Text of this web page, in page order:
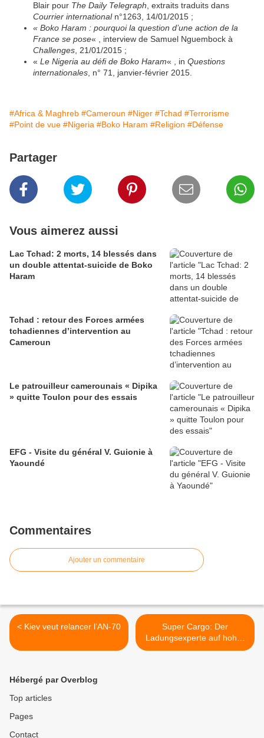
Blair pour The Daily Telegraph , extraits traduits dans
Courrier international n°1263, 14/01/2015 ;
« Boko Haram : pourquoi la question d’une action de la
France se pose« , interview de Samuel Nguembock à
Challenges , 21/01/2015 ;
« Le Nigeria au défi de Boko Haram« , in Questions
internationales , n° 71, janvier-février 2015.
#Africa & Maghreb #Cameroun #Niger #Tchad #Terrorisme
#Point de vue #Nigeria #Boko Haram #Religion #Défense
Partager
Vous aimerez aussi
Lac Tchad: 2 morts, 14 blessés dans
un double attentat-suicide de Boko
Haram
Tchad : retour des Forces armées
tchadiennes d’intervention au
Cameroun
Le patrouilleur camerounais « Dipika
» quitte Toulon pour des essais
EFG - Visite du général V. Guionie à
Yaoundé
Commentaires
Ajouter un commentaire
< Kiev veut relancer l’AN-70
Super Cargo: Der
Ladungsexperte auf hoher
See >
Hébergé par Overblog
Top articles
Pages
Contact